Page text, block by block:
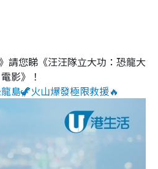
請您睇《汪汪隊立大功：恐龍大
電影》！
島🦖火山爆發極限救援🔥